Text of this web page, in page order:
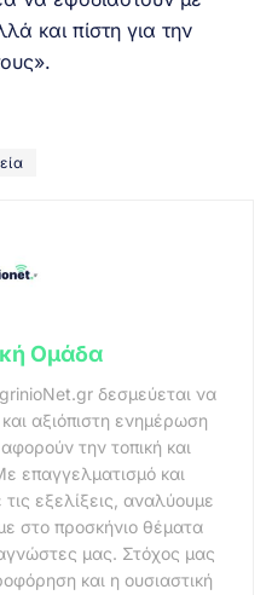
και πίστη για την
Ομάδα
δεσμεύεται να
αξιόπιστη ενημέρωση
την τοπική και
επαγγελματισμό και
εξελίξεις, αναλύουμε
στο προσκήνιο θέματα
μας. Στόχος μας
και η ουσιαστική